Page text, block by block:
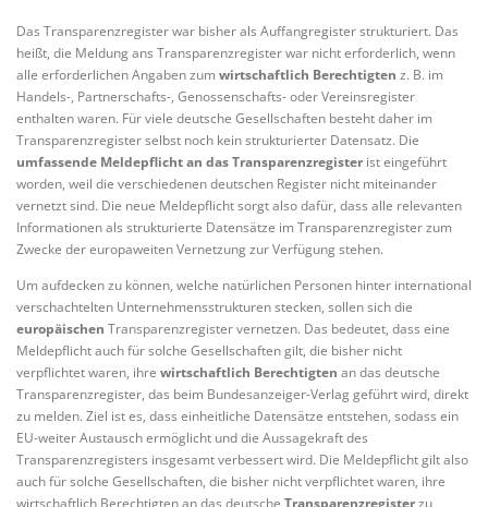
Das Transparenzregister war bisher als Auffangregister strukturiert. Das
heißt, die Meldung ans Transparenzregister war nicht erforderlich, wenn
alle erforderlichen Angaben zum wirtschaftlich Berechtigten z. B. im
Handels-, Partnerschafts-, Genossenschafts- oder Vereinsregister
enthalten waren. Für viele deutsche Gesellschaften besteht daher im
Transparenzregister selbst noch kein strukturierter Datensatz. Die
umfassende Meldepflicht an das Transparenzregister ist eingeführt
worden, weil die verschiedenen deutschen Register nicht miteinander
vernetzt sind. Die neue Meldepflicht sorgt also dafür, dass alle relevanten
Informationen als strukturierte Datensätze im Transparenzregister zum
Zwecke der europaweiten Vernetzung zur Verfügung stehen.
Um aufdecken zu können, welche natürlichen Personen hinter international
verschachtelten Unternehmensstrukturen stecken, sollen sich die
europäischen Transparenzregister vernetzen. Das bedeutet, dass eine
Meldepflicht auch für solche Gesellschaften gilt, die bisher nicht
verpflichtet waren, ihre wirtschaftlich Berechtigten an das deutsche
Transparenzregister, das beim Bundesanzeiger-Verlag geführt wird, direkt
zu melden. Ziel ist es, dass einheitliche Datensätze entstehen, sodass ein
EU-weiter Austausch ermöglicht und die Aussagekraft des
Transparenzregisters insgesamt verbessert wird. Die Meldepflicht gilt also
auch für solche Gesellschaften, die bisher nicht verpflichtet waren, ihre